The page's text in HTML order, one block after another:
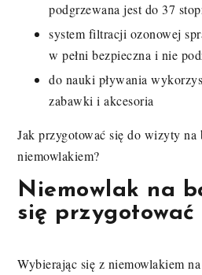
podgrzewana jest do 37
system filtracji ozonowej
w pełni bezpieczna i nie
do nauki pływania
zabawki i akcesoria
Jak przygotować się do wizyty na
niemowlakiem?
Niemowlak na
się przygotować
Wybierając się z niemowlakiem